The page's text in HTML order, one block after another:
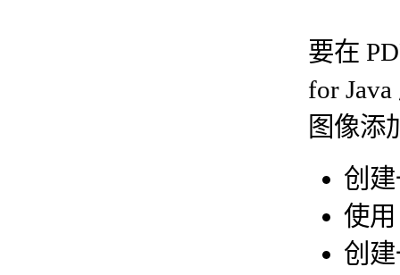
要在
for
图像添
创
使
创